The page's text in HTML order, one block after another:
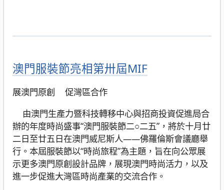
澳門服裝節亮相第卅屆MIF
展澳門原創 促灣區合作
由澳門生產力暨科技轉移中心與招商投資促進局合
辦的年度時尚盛事“澳門服裝節二○二五”，將於十月廿
二日至廿五日在澳門威尼斯人——佛羅倫斯會議廳舉
行。本屆服裝節以“時尚旅程”為主題，旨在向公眾展
示更多澳門原創設計品牌，展現澳門時尚活力，以及
進一步促進大灣區時尚產業的交流合作。